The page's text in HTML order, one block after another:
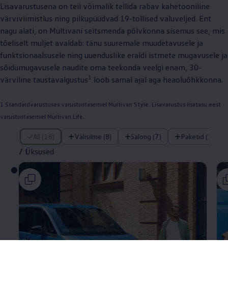
Lisavarustusena on teil võimalik tellida rabav kahetooniline
värviviimistlus ning pilkupüüdvad 19-tollised valuveljed. Ent
nagu alati, on Multivani seitsmenda põlvkonna sisemus see, mis
tõeliselt muljet avaldab: tänu suuremale muudetavusele ja
funktsionaalsusele ning uuenduslike eraldi istmete mugavusele ja
sõidumugavusele naudite oma teekonda veelgi enam, 30-
värviline taustavalgustus 1 loob samal ajal aga heaoluõhkkonna.
1 Standardvarustuses varustustasemel Multivan Style. Lisavarustus lisatasu eest
varustustasemel Multivan Life.
All (18) Välisilme (8) Salong (7) Paketid (1)
/ Üksused
/ Üksused